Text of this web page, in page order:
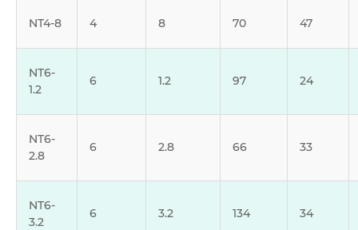
NT4-8 4 8 70 47
NT6-
1.2
6 1.2 97 24
NT6-
2.8
6 2.8 66 33
NT6-
3.2
6 3.2 134 34